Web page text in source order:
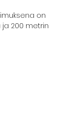
on
ja 200 metrin